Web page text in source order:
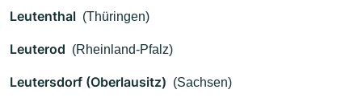
Leutenthal (Thüringen)
Leuterod (Rheinland-Pfalz)
Leutersdorf (Oberlausitz) (Sachsen)